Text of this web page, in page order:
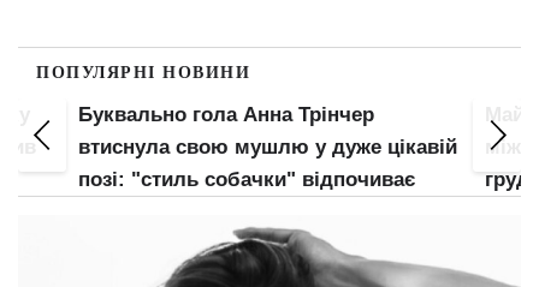
ПОПУЛЯРНІ НОВИНИ
Буквально гола Анна Трінчер
втиснула свою мушлю у дуже цікавій
позі: "стиль собачки" відпочиває
між